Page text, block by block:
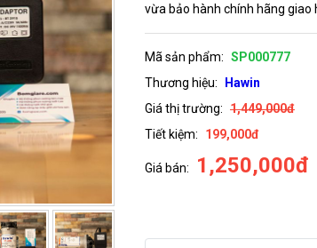
vừa bảo hành chính hãng giao
Mã sản phẩm: SP000777
Thương hiệu:
Hawin
Giá thị trường: 1,449,000đ
Tiết kiệm:
199,000đ
Giá bán: 1,250,000đ